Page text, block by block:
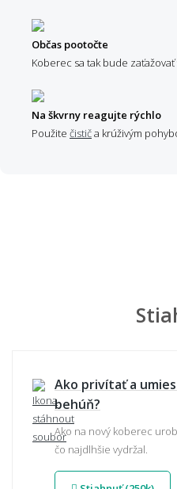
Občas pootočte
Koberec sa tak bude
Na škvrny reagujte rýchlo
Použite čističa krúživým
Ako privítať a
behúň?
Ako na nový koberec
čo najdlhšie vydržal.